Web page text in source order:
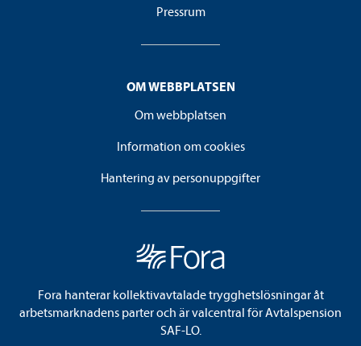
Pressrum
OM WEBBPLATSEN
Om webbplatsen
Information om cookies
Hantering av personuppgifter
Fora hanterar kollektivavtalade trygghetslösningar åt
arbetsmarknadens parter och är valcentral för Avtalspension
SAF-LO.